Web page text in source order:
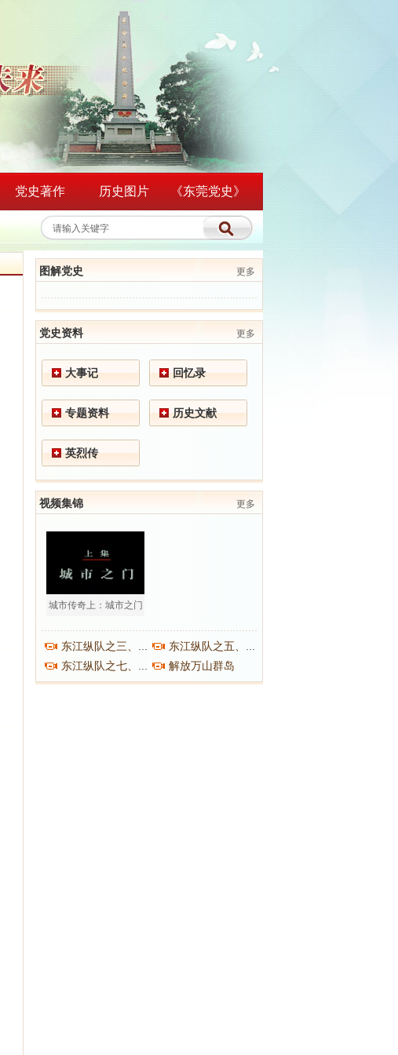
党史著作 历史图片 《东莞党史》
图解党史 更多
党史资料 更多
大事记 回忆录
专题资料 历史文献
英烈传
视频集锦 更多
城市传奇上：城市之门
东江纵队之三、之四
东江纵队之五、之六
东江纵队之七、之八
解放万山群岛